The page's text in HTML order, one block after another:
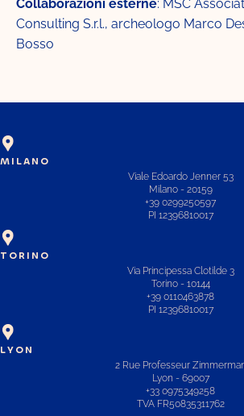
Collaborazioni esterne: MSC
Consulting S.r.l., archeologo Marco
Bosso
MILANO
Viale Edoardo Jenner 53
Milano - 20159
+39 0299250597
PI 12396810017
TORINO
Via Principessa Clotilde 3
Torino - 10144
+39 0110463878
PI 12396810017
LYON
2 Rue Professeur
Lyon - 69007
+33 0975349258
TVA FR50835311762